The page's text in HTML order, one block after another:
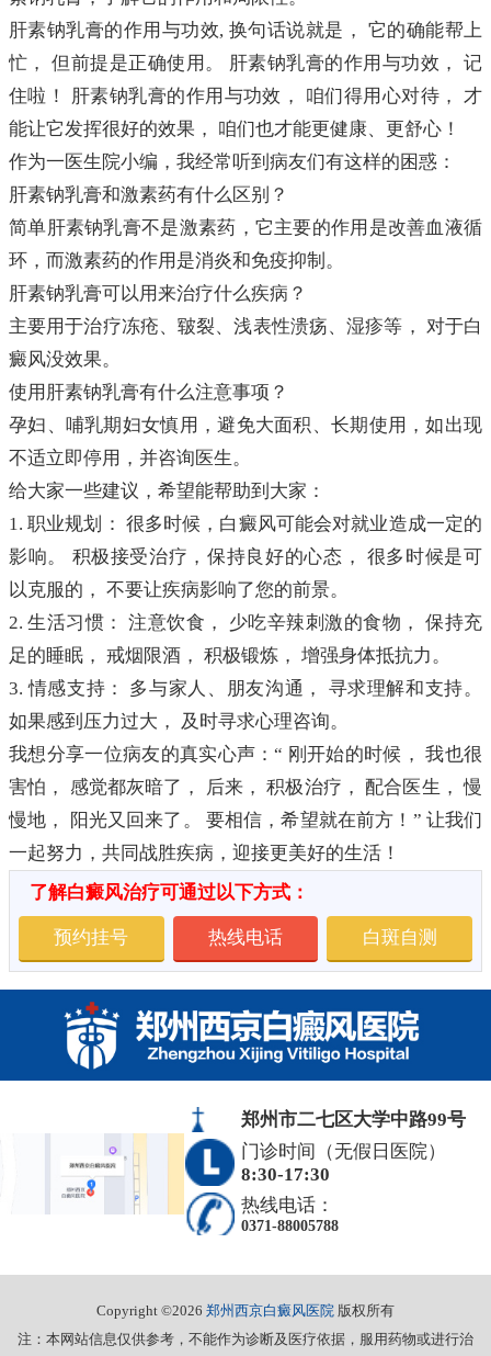
肝素钠乳膏的作用与功效, 换句话说就是， 它的确能帮上
忙， 但前提是正确使用。 肝素钠乳膏的作用与功效， 记
住啦！ 肝素钠乳膏的作用与功效， 咱们得用心对待， 才
能让它发挥很好的效果， 咱们也才能更健康、更舒心！
作为一医生院小编，我经常听到病友们有这样的困惑：
肝素钠乳膏和激素药有什么区别？
简单肝素钠乳膏不是激素药，它主要的作用是改善血液循
环，而激素药的作用是消炎和免疫抑制。
肝素钠乳膏可以用来治疗什么疾病？
主要用于治疗冻疮、皲裂、浅表性溃疡、湿疹等， 对于白
癜风没效果。
使用肝素钠乳膏有什么注意事项？
孕妇、哺乳期妇女慎用，避免大面积、长期使用，如出现
不适立即停用，并咨询医生。
给大家一些建议，希望能帮助到大家：
1. 职业规划： 很多时候，白癜风可能会对就业造成一定的
影响。 积极接受治疗，保持良好的心态， 很多时候是可
以克服的， 不要让疾病影响了您的前景。
2. 生活习惯： 注意饮食， 少吃辛辣刺激的食物， 保持充
足的睡眠， 戒烟限酒， 积极锻炼， 增强身体抵抗力。
3. 情感支持： 多与家人、朋友沟通， 寻求理解和支持。
如果感到压力过大， 及时寻求心理咨询。
我想分享一位病友的真实心声：“ 刚开始的时候， 我也很
害怕， 感觉都灰暗了， 后来， 积极治疗， 配合医生， 慢
慢地， 阳光又回来了。 要相信，希望就在前方！” 让我们
一起努力，共同战胜疾病，迎接更美好的生活！
了解白癜风治疗可通过以下方式：
预约挂号 热线电话 白斑自测
郑州市二七区大学中路99号
门诊时间（无假日医院）
8:30-17:30
热线电话：
0371-88005788
Copyright ©2026 郑州西京白癜风医院 版权所有
注：本网站信息仅供参考，不能作为诊断及医疗依据，服用药物或进行治